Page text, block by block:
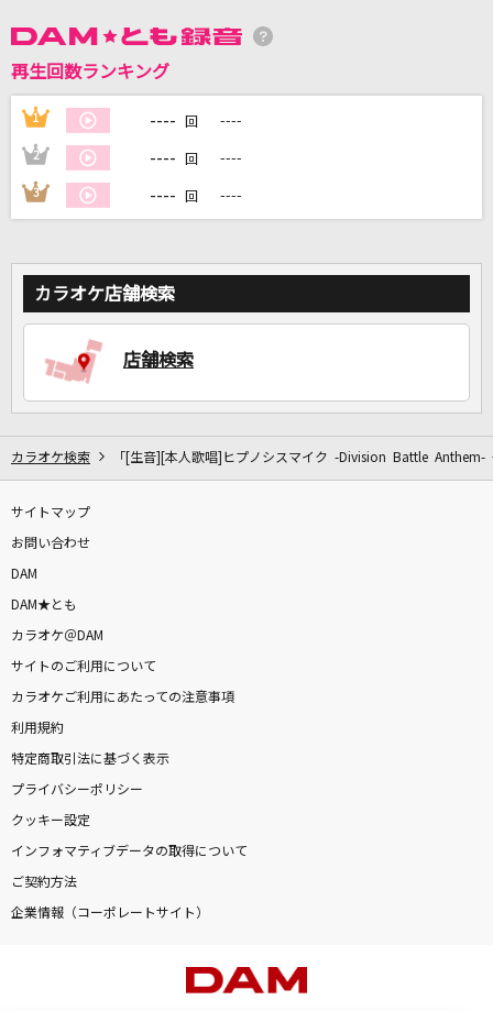
再生回数ランキング
1 ---- 回 ----
2 ---- 回 ----
3 ---- 回 ----
カラオケ店舗検索
店舗検索
カラオケ検索 「[生音][本人歌唱]ヒプノシスマイク -Division Battle Anthem-
サイトマップ
お問い合わせ
DAM
DAM★とも
カラオケ＠DAM
サイトのご利用について
カラオケご利用にあたっての注意事項
利用規約
特定商取引法に基づく表示
プライバシーポリシー
クッキー設定
インフォマティブデータの取得について
ご契約方法
企業情報（コーポレートサイト）